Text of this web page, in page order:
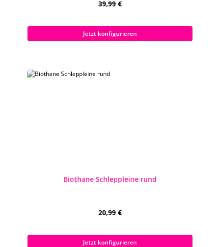
Regulärer Preis:
39,99 €
Jetzt konfigurieren
Biothane Schleppleine rund
Regulärer Preis:
20,99 €
Jetzt konfigurieren